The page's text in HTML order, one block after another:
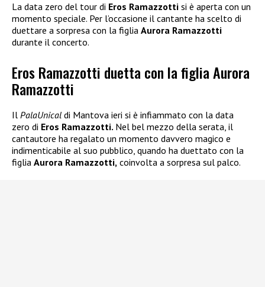
La data zero del tour di Eros Ramazzotti si è aperta con un
momento speciale. Per l’occasione il cantante ha scelto di
duettare a sorpresa con la figlia Aurora Ramazzotti
durante il concerto.
Eros Ramazzotti duetta con la figlia Aurora
Ramazzotti
Il PalaUnical di Mantova ieri si è infiammato con la data
zero di Eros Ramazzotti. Nel bel mezzo della serata, il
cantautore ha regalato un momento davvero magico e
indimenticabile al suo pubblico, quando ha duettato con la
figlia Aurora Ramazzotti, coinvolta a sorpresa sul palco.